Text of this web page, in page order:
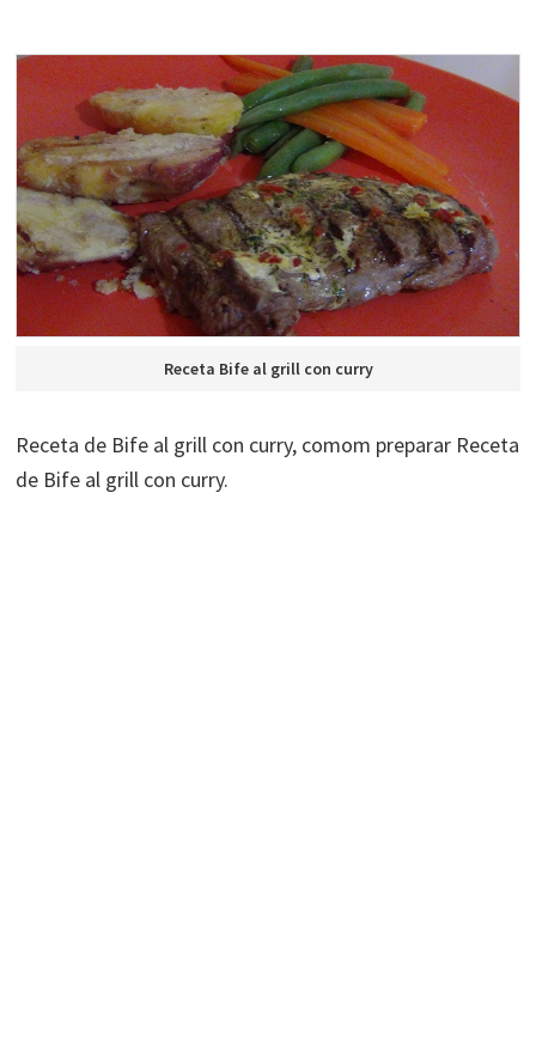
Receta Bife al grill con curry
Receta de Bife al grill con curry, comom preparar Receta
de Bife al grill con curry.